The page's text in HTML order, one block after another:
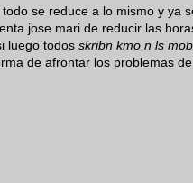
se reduce a lo mismo y ya
jose mari de reducir las
luego todos skribn kmo n ls
de afrontar los problemas